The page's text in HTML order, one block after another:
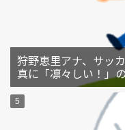
狩野恵里アナ、サッ
真に「凛々しい！」